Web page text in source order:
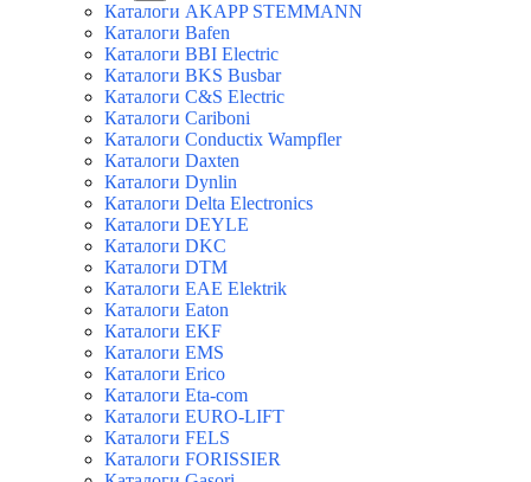
Каталоги AKAPP STEMMANN
Каталоги Bafen
Каталоги BBI Electric
Каталоги BKS Busbar
Каталоги C&S Electric
Каталоги Cariboni
Каталоги Conductix Wampfler
Каталоги Daxten
Каталоги Dynlin
Каталоги Delta Electronics
Каталоги DEYLE
Каталоги DKC
Каталоги DTM
Каталоги EAE Elektrik
Каталоги Eaton
Каталоги EKF
Каталоги EMS
Каталоги Erico
Каталоги Eta-com
Каталоги EURO-LIFT
Каталоги FELS
Каталоги FORISSIER